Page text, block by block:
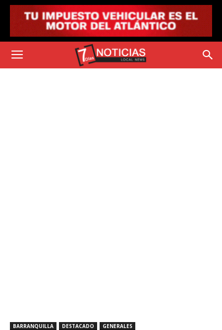
BARRANQUILLA DESTACADO GENERALES